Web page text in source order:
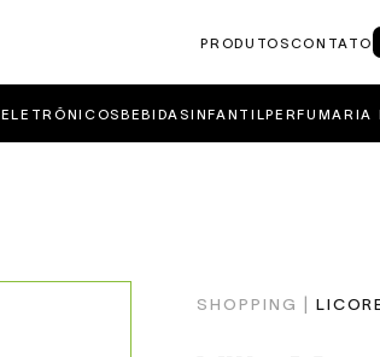
PRODUTOS
ELETRÔNICOSBEBIDASINFANTILPERFUMARIA
CONTATO
SHOPPING |